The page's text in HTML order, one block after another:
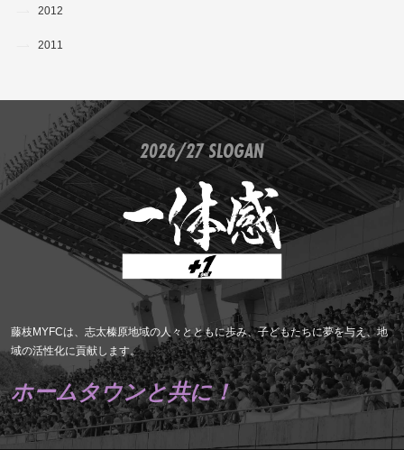
2012
2011
2026/27 SLOGAN
藤枝MYFCは、志太榛原地域の人々とともに歩み、子どもたちに夢を与え、地
域の活性化に貢献します。
ホームタウンと共に！